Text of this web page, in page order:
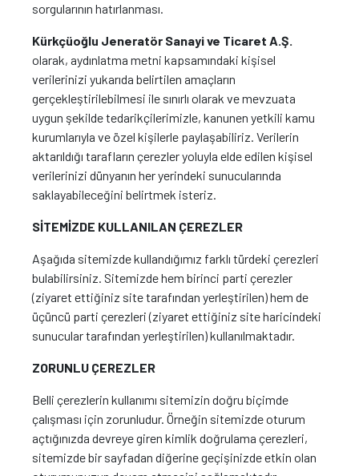
sorgularının hatırlanması.
Kürkçüoğlu Jeneratör Sanayi ve Ticaret A.Ş.
olarak, aydınlatma metni kapsamındaki kişisel
verilerinizi yukarıda belirtilen amaçların
gerçekleştirilebilmesi ile sınırlı olarak ve mevzuata
uygun şekilde tedarikçilerimizle, kanunen yetkili kamu
kurumlarıyla ve özel kişilerle paylaşabiliriz. Verilerin
aktarıldığı tarafların çerezler yoluyla elde edilen kişisel
verilerinizi dünyanın her yerindeki sunucularında
saklayabileceğini belirtmek isteriz.
SİTEMİZDE KULLANILAN ÇEREZLER
Aşağıda sitemizde kullandığımız farklı türdeki çerezleri
bulabilirsiniz. Sitemizde hem birinci parti çerezler
(ziyaret ettiğiniz site tarafından yerleştirilen) hem de
üçüncü parti çerezleri (ziyaret ettiğiniz site haricindeki
sunucular tarafından yerleştirilen) kullanılmaktadır.
ZORUNLU ÇEREZLER
Belli çerezlerin kullanımı sitemizin doğru biçimde
çalışması için zorunludur. Örneğin sitemizde oturum
açtığınızda devreye giren kimlik doğrulama çerezleri,
sitemizde bir sayfadan diğerine geçişinizde etkin olan